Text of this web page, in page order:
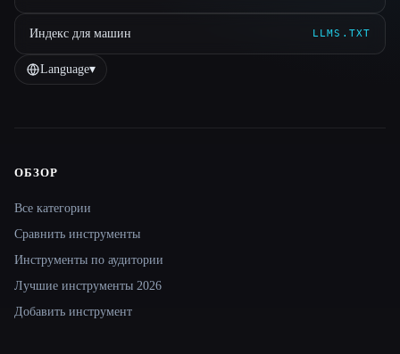
Индекс для машин LLMS.TXT
Language▾
Site navigation
ОБЗОР
Все категории
Сравнить инструменты
Инструменты по аудитории
Лучшие инструменты 2026
Добавить инструмент